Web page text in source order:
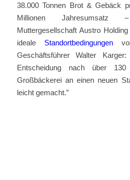
38.000 Tonnen Brot & Gebäck
Millionen
Muttergesellschaft Austro
ideale Standortbedingungen
Geschäftsführer Walter
Entscheidung nach über
Großbäckerei an einen neuen
leicht gemacht.”